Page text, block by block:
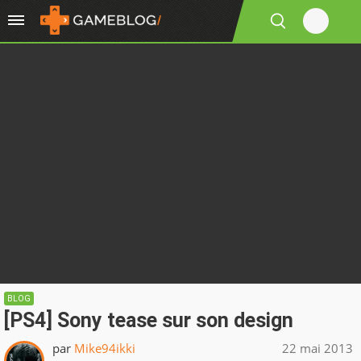
BLOG
[PS4] Sony tease sur son design
par Mike94ikki 22 mai 2013